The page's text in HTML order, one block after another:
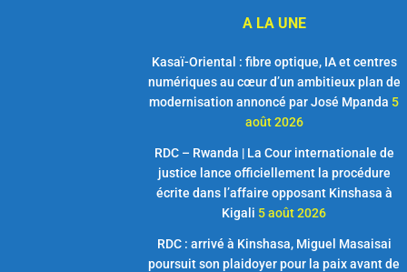
A LA UNE
Kasaï-Oriental : fibre optique, IA et centres
numériques au cœur d’un ambitieux plan de
modernisation annoncé par José Mpanda 5
août 2026
RDC – Rwanda | La Cour internationale de
justice lance officiellement la procédure
écrite dans l’affaire opposant Kinshasa à
Kigali 5 août 2026
RDC : arrivé à Kinshasa, Miguel Masaisai
poursuit son plaidoyer pour la paix avant de